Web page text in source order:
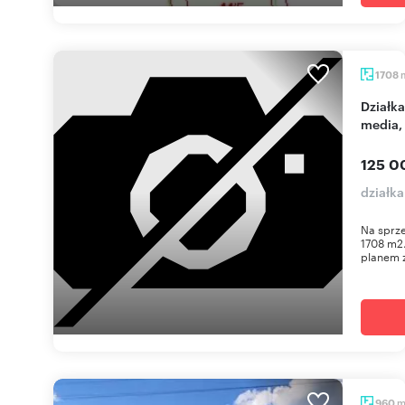
1708
Działka 1708 m² pod zabudowę jednorodzinną,
125
Na
1708
planem
960 m